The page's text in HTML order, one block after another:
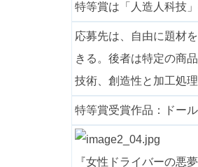
特等賞は「人造人科技
応募先は、自由に題材
きる。後者は特定の商
技術、創造性と加工処
特等賞受賞作品：ドー
『女性ドライバーの悪